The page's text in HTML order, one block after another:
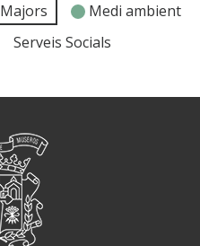
Majors
Medi ambient
Serveis Socials